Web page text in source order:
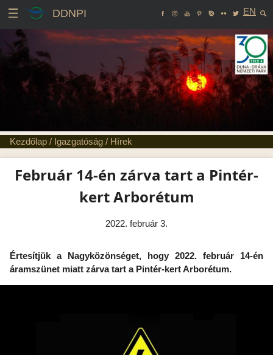
DDNPI EN
Kezdőlap / Igazgatóság / Hírek
Február 14-én zárva tart a Pintér-
kert Arborétum
2022. február 3.
Értesítjük a Nagyközönséget, hogy 2022. február 14-én
áramszünet miatt zárva tart a Pintér-kert Arborétum.